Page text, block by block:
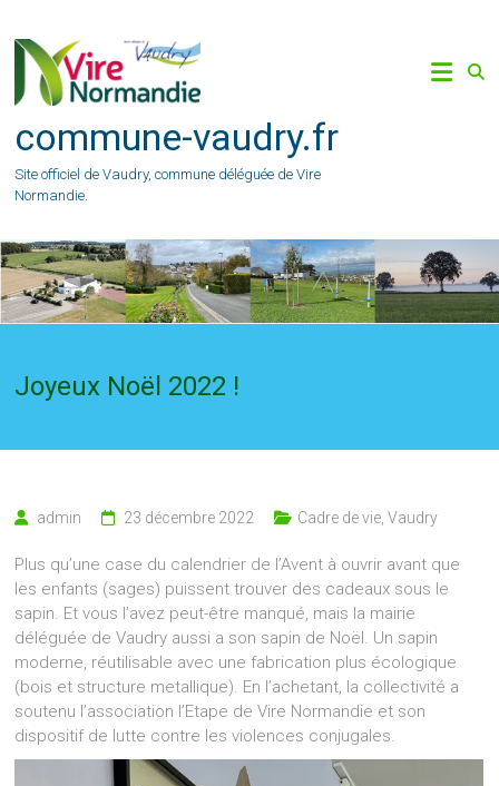
content
commune-vaudry.fr
Site officiel de Vaudry, commune déléguée de Vire
Normandie.
Joyeux Noël 2022 !
admin 23 décembre 2022 Cadre de vie ,Vaudry
Plus qu’une case du calendrier de l’Avent à ouvrir avant que
les enfants (sages) puissent trouver des cadeaux sous le
sapin. Et vous l’avez peut-être manqué, mais la mairie
déléguée de Vaudry aussi a son sapin de Noël. Un sapin
moderne, réutilisable avec une fabrication plus écologique
(bois et structure metallique). En l’achetant, la collectivité a
soutenu l’association l’Etape de Vire Normandie et son
dispositif de lutte contre les violences conjugales.